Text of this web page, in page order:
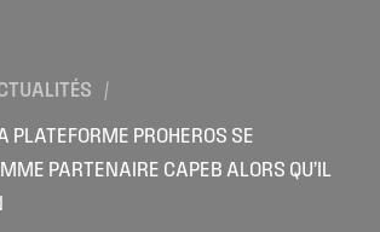
/
PLATEFORME PROHEROS SE
PARTENAIRE CAPEB ALORS QU’IL